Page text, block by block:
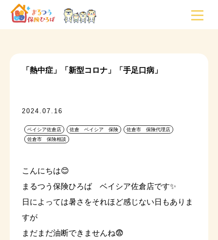
「熱中症」「新型コロナ」「手足口病」
2024.07.16
ベイシア佐倉店 佐倉 ベイシア 保険
佐倉市 保険代理店
佐倉市 保険相談
こんにちは😊
まるつう保険ひろば ベイシア佐倉店です✨
日によっては暑さをそれほど感じない日もありま
すが
まだまだ油断できませんね😨